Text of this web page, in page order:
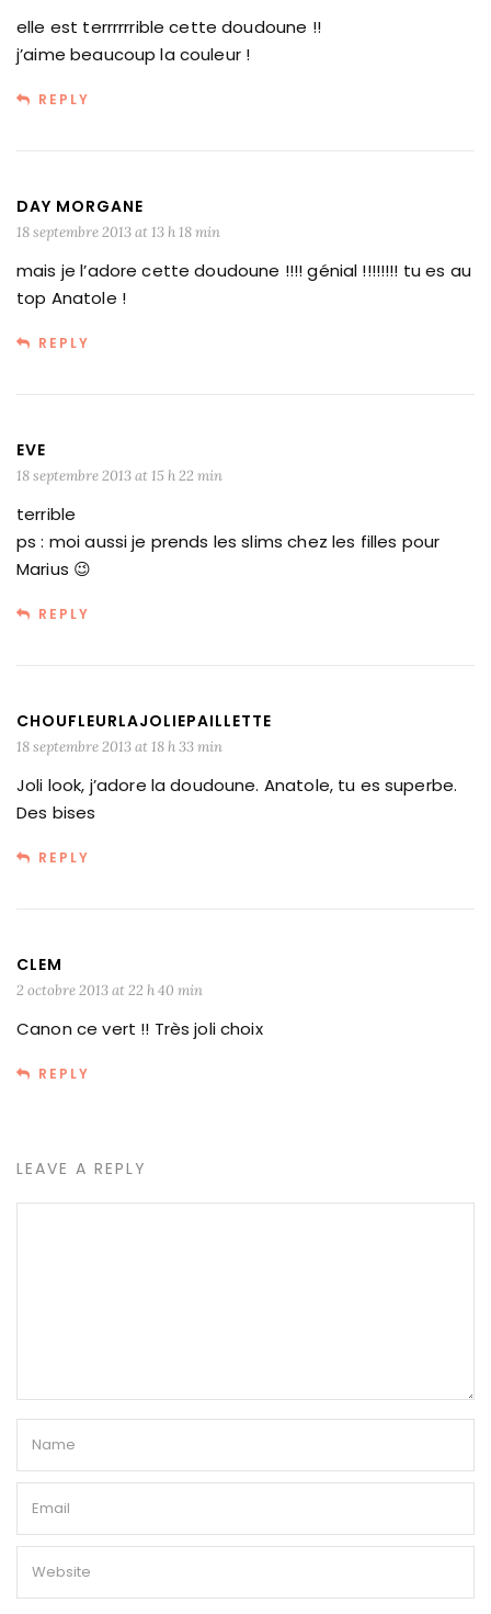
elle est terrrrrrible cette doudoune !!
j’aime beaucoup la couleur !
REPLY
DAY MORGANE
18 septembre 2013 at 13 h 18 min
mais je l’adore cette doudoune !!!! génial !!!!!!!! tu es au
top Anatole !
REPLY
EVE
18 septembre 2013 at 15 h 22 min
terrible
ps : moi aussi je prends les slims chez les filles pour
Marius 😉
REPLY
CHOUFLEURLAJOLIEPAILLETTE
18 septembre 2013 at 18 h 33 min
Joli look, j’adore la doudoune. Anatole, tu es superbe.
Des bises
REPLY
CLEM
2 octobre 2013 at 22 h 40 min
Canon ce vert !! Très joli choix
REPLY
LEAVE A REPLY